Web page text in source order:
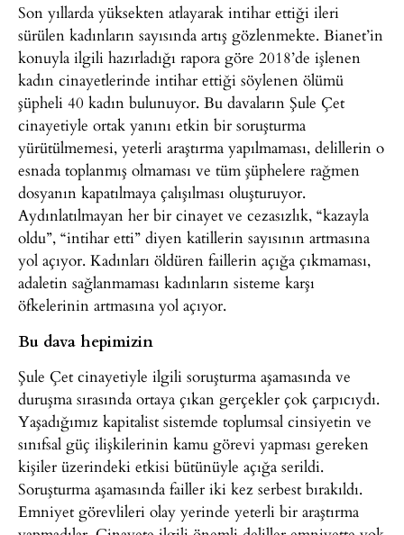
Son yıllarda yüksekten atlayarak intihar ettiği ileri
sürülen kadınların sayısında artış gözlenmekte. Bianet’in
konuyla ilgili hazırladığı rapora göre 2018’de işlenen
kadın cinayetlerinde intihar ettiği söylenen ölümü
şüpheli 40 kadın bulunuyor. Bu davaların Şule Çet
cinayetiyle ortak yanını etkin bir soruşturma
yürütülmemesi, yeterli araştırma yapılmaması, delillerin o
esnada toplanmış olmaması ve tüm şüphelere rağmen
dosyanın kapatılmaya çalışılması oluşturuyor.
Aydınlatılmayan her bir cinayet ve cezasızlık, “kazayla
oldu”, “intihar etti” diyen katillerin sayısının artmasına
yol açıyor. Kadınları öldüren faillerin açığa çıkmaması,
adaletin sağlanmaması kadınların sisteme karşı
öfkelerinin artmasına yol açıyor.
Bu dava hepimizin
Şule Çet cinayetiyle ilgili soruşturma aşamasında ve
duruşma sırasında ortaya çıkan gerçekler çok çarpıcıydı.
Yaşadığımız kapitalist sistemde toplumsal cinsiyetin ve
sınıfsal güç ilişkilerinin kamu görevi yapması gereken
kişiler üzerindeki etkisi bütünüyle açığa serildi.
Soruşturma aşamasında failler iki kez serbest bırakıldı.
Emniyet görevlileri olay yerinde yeterli bir araştırma